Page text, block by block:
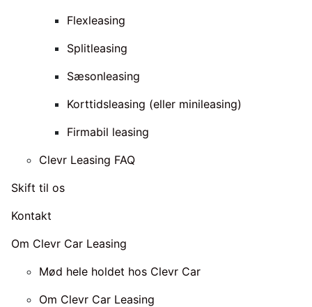
Flexleasing
Splitleasing
Sæsonleasing
Korttidsleasing (eller minileasing)
Firmabil leasing
Clevr Leasing FAQ
Skift til os
Kontakt
Om Clevr Car Leasing
Mød hele holdet hos Clevr Car
Om Clevr Car Leasing